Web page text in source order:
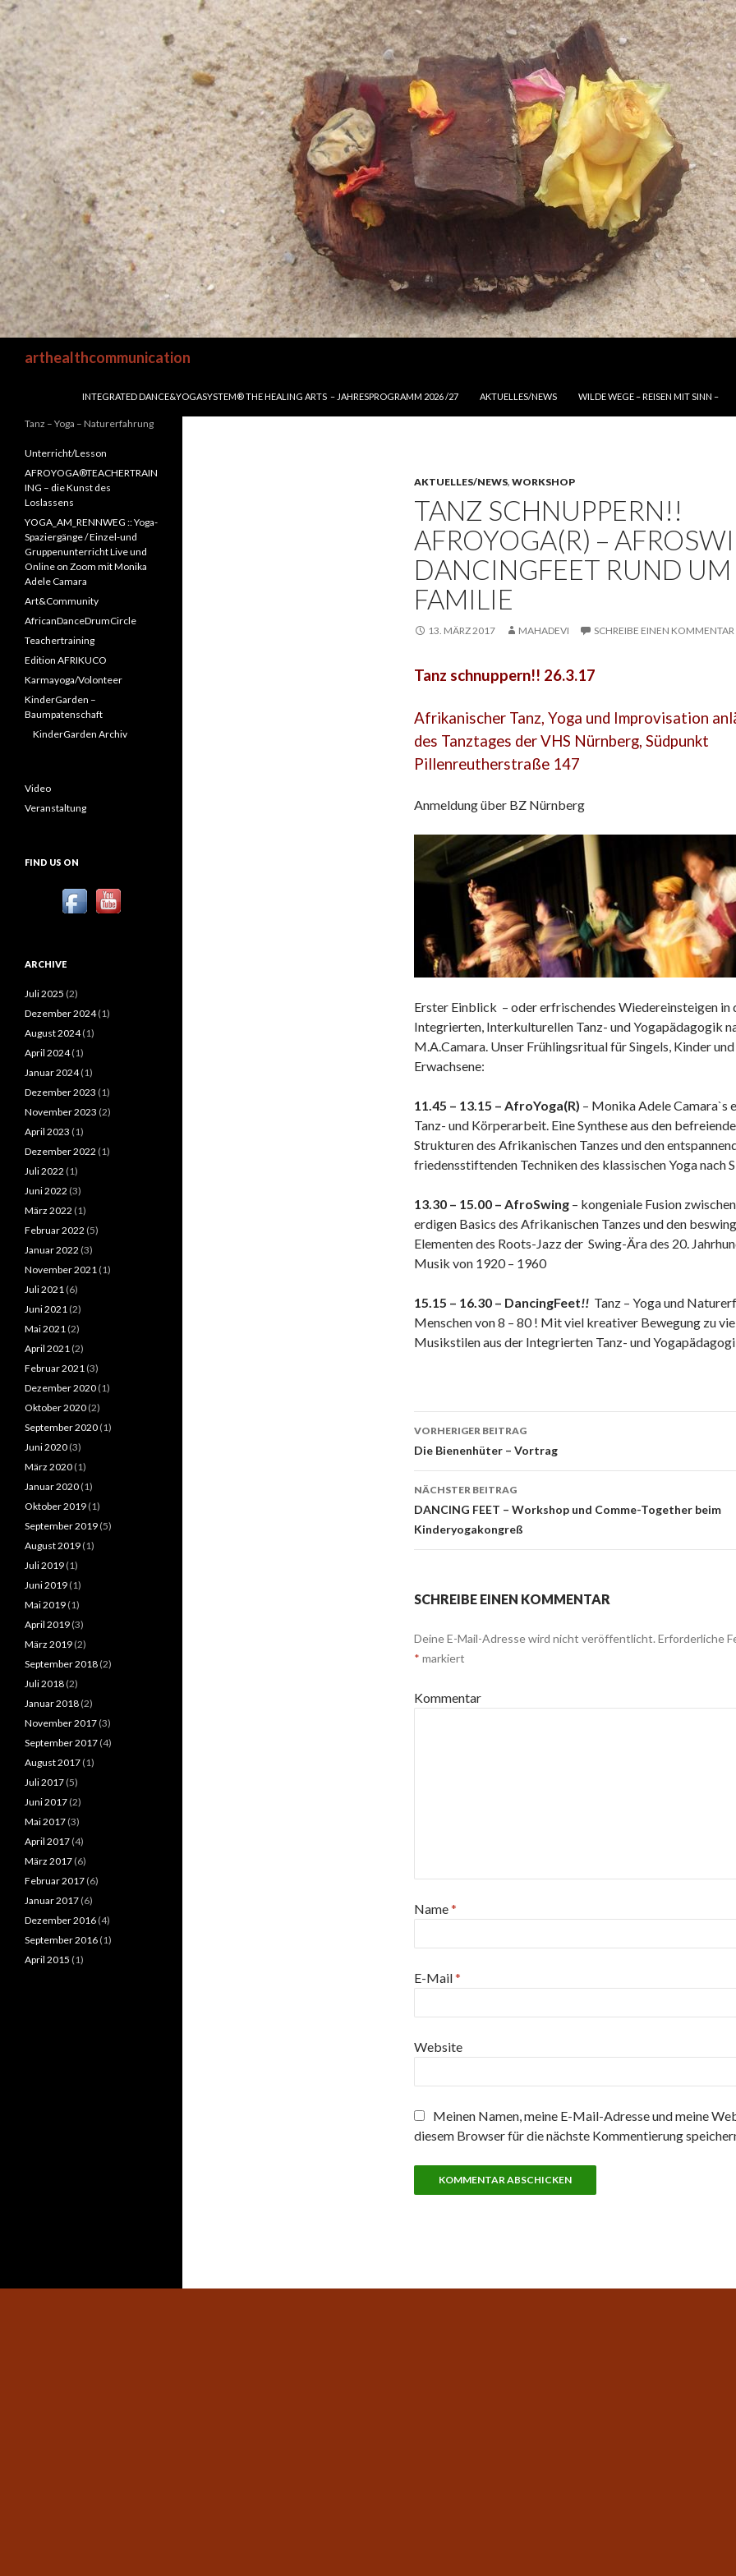
arthealthcommunication
INTEGRATED DANCE&YOGASYSTEM® THE HEALING ARTS – JAHRESPROGRAMM 2026 /27
AKTUELLES/NEWS WILDE WEGE – REISEN MIT SINN –
AKTUELLES/NEWS, WORKSHOP
TANZ SCHNUPPERN!!
AFROYOGA(R) –
DANCINGFEET RUND UM
FAMILIE
13. MÄRZ 2017 MAHADEVI SCHREIBE EINEN KOMMENTAR
Tanz schnuppern!! 26.3.17
Afrikanischer Tanz, Yoga und Improvisation
des Tanztages der VHS Nürnberg, Südpunkt
Pillenreutherstraße 147
Anmeldung über BZ Nürnberg
Erster Einblick – oder erfrischendes Wiedereinsteigen in
Integrierten, Interkulturellen Tanz- und Yogapädagogik
M.A.Camara. Unser Frühlingsritual für Singels, Kinder und
Erwachsene:
11.45 – 13.15 – AfroYoga(R) – Monika Adele Camara`s
Tanz- und Körperarbeit. Eine Synthese aus den
Strukturen des Afrikanischen Tanzes und den
friedensstiftenden Techniken des klassischen Yoga nach
13.30 – 15.00 – AfroSwing – kongeniale Fusion
erdigen Basics des Afrikanischen Tanzes und den
Elementen des Roots-Jazz der Swing-Ära des 20.
Musik von 1920 – 1960
15.15 – 16.30 – DancingFeet!! Tanz – Yoga und
Menschen von 8 – 80 ! Mit viel kreativer Bewegung zu
Musikstilen aus der Integrierten Tanz- und
Beitrags-
Navigation
VORHERIGER BEITRAG
Die Bienenhüter – Vortrag
NÄCHSTER BEITRAG
DANCING FEET – Workshop und Comme-Together beim
Kinderyogakongreß
SCHREIBE EINEN KOMMENTAR
Deine E-Mail-Adresse wird nicht veröffentlicht.Erforderliche
* markiert
Kommentar
Name*
E-Mail*
Website
Meinen Namen, meine E-Mail-Adresse und meine
diesem Browser für die nächste Kommentierung
Tanz – Yoga – Naturerfahrung
Unterricht/Lesson
AFROYOGA®TEACHERTRAIN
ING – die Kunst des
Loslassens
YOGA_AM_RENNWEG :: Yoga-
Spaziergänge / Einzel-und
Gruppenunterricht Live und
Online on Zoom mit Monika
Adele Camara
Art&Community
AfricanDanceDrumCircle
Teachertraining
Edition AFRIKUCO
Karmayoga/Volonteer
KinderGarden –
Baumpatenschaft
KinderGarden Archiv
Video
Veranstaltung
FIND US ON
ARCHIVE
Juli 2025 (2)
Dezember 2024(1)
August 2024(1)
April 2024(1)
Januar 2024(1)
Dezember 2023 (1)
November 2023 (2)
April 2023 (1)
Dezember 2022 (1)
Juli 2022 (1)
Juni 2022 (3)
März 2022 (1)
Februar 2022 (5)
Januar 2022 (3)
November 2021 (1)
Juli 2021 (6)
Juni 2021 (2)
Mai 2021 (2)
April 2021 (2)
Februar 2021 (3)
Dezember 2020 (1)
Oktober 2020 (2)
September 2020 (1)
Juni 2020 (3)
März 2020 (1)
Januar 2020 (1)
Oktober 2019 (1)
September 2019 (5)
August 2019 (1)
Juli 2019 (1)
Juni 2019 (1)
Mai 2019 (1)
April 2019 (3)
März 2019 (2)
September 2018 (2)
Juli 2018 (2)
Januar 2018 (2)
November 2017 (3)
September 2017 (4)
August 2017 (1)
Juli 2017 (5)
Juni 2017 (2)
Mai 2017 (3)
April 2017 (4)
März 2017 (6)
Februar 2017 (6)
Januar 2017 (6)
Dezember 2016 (4)
September 2016 (1)
April 2015 (1)